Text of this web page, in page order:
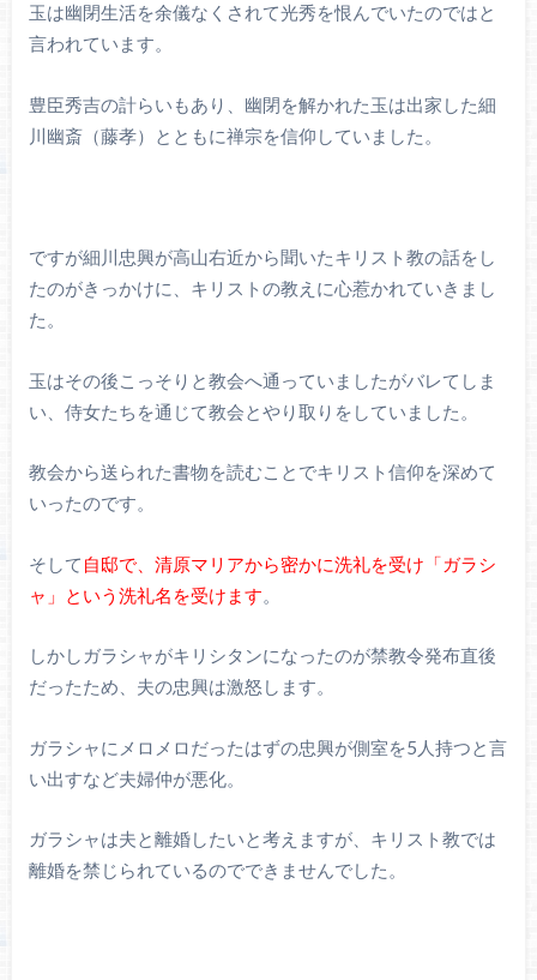
玉は幽閉生活を余儀なくされて光秀を恨んでいたのではと
言われています。
豊臣秀吉の計らいもあり、幽閉を解かれた玉は出家した細
川幽斎（藤孝）とともに禅宗を信仰していました。
ですが細川忠興が高山右近から聞いたキリスト教の話をし
たのがきっかけに、キリストの教えに心惹かれていきまし
た。
玉はその後こっそりと教会へ通っていましたがバレてしま
い、侍女たちを通じて教会とやり取りをしていました。
教会から送られた書物を読むことでキリスト信仰を深めて
いったのです。
そして 自邸で、清原マリアから密かに洗礼を受け「ガラシ
ャ」という洗礼名を受けます。
しかしガラシャがキリシタンになったのが禁教令発布直後
だったため、夫の忠興は激怒します。
ガラシャにメロメロだったはずの忠興が側室を5人持つと言
い出すなど夫婦仲が悪化。
ガラシャは夫と離婚したいと考えますが、キリスト教では
離婚を禁じられているのでできませんでした。